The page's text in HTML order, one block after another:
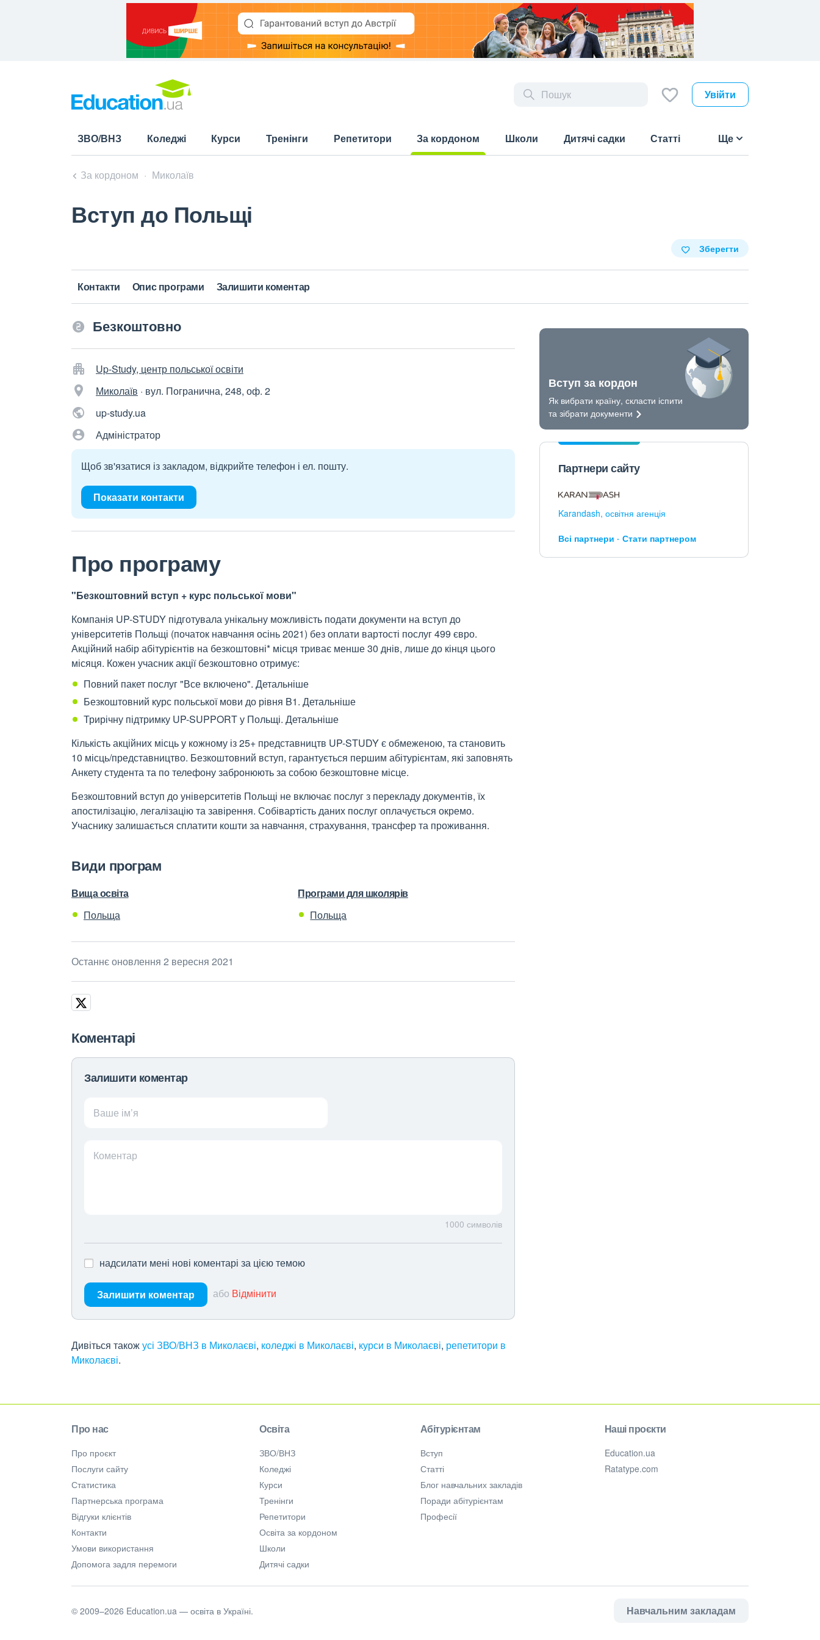
Увійти
ЗВО/ВНЗ Коледжі Курси Тренінги Репетитори
За кордоном
Школи Дитячі садки Статті Ще
За кордоном Миколаїв
Вступ до Польщі
Зберегти
Контакти Опис програми Залишити коментар
Безкоштовно
Up-Study, центр польської освіти
Миколаїв · вул. Погранична, 248, оф. 2
up-study.ua
Адміністратор
Щоб зв'язатися із закладом, відкрийте телефон і ел. пошту.
Показати контакти
Про програму
"Безкоштовний вступ + курс польської мови"
Компанія UP-STUDY підготувала унікальну можливість подати документи на вступ до
університетів Польщі (початок навчання осінь 2021) без оплати вартості послуг 499 євро.
Акційний набір абітурієнтів на безкоштовні* місця триває менше 30 днів, лише до кінця цього
місяця. Кожен учасник акції безкоштовно отримує:
Повний пакет послуг "Все включено". Детальніше
Безкоштовний курс польської мови до рівня B1. Детальніше
Трирічну підтримку UP-SUPPORT у Польщі. Детальніше
Кількість акційних місць у кожному із 25+ представництв UP-STUDY є обмеженою, та становить
10 місць/представництво. Безкоштовний вступ, гарантується першим абітурієнтам, які заповнять
Анкету студента та по телефону забронюють за собою безкоштовне місце.
Безкоштовний вступ до університетів Польщі не включає послуг з перекладу документів, їх
апостилізацію, легалізацію та завірення. Собівартість даних послуг оплачується окремо.
Учаснику залишається сплатити кошти за навчання, страхування, трансфер та проживання.
Види програм
Вища освіта
Польща
Програми для школярів
Польща
Останнє оновлення 2 вересня 2021
Коментарі
Залишити коментар
Ваше ім’я
Коментар
1000 символів
надсилати мені нові коментарі за цією темою
Залишити коментар або Відмінити
Дивіться такожусі ЗВО/ВНЗ в Миколаєві, коледжі в Миколаєві, курси в Миколаєві, репетитори в
Миколаєві.
Вступ за кордон
Як вибрати країну, скласти іспити
та зібрати документи
Партнери сайту
Karandash, освітня агенція
Всі партнери Стати партнером
Про нас
Про проєкт
Послуги сайту
Статистика
Партнерська програма
Відгуки клієнтів
Контакти
Умови використання
Допомога задля перемоги
Освіта
ЗВО/ВНЗ
Коледжі
Курси
Тренінги
Репетитори
Освіта за кордоном
Школи
Дитячі садки
Абітурієнтам
Вступ
Статті
Блог навчальних закладів
Поради абітурієнтам
Професії
Наші проєкти
Education.ua
Ratatype.com
Навчальним закладам
© 2009–2026 Education.ua — освіта в Україні.